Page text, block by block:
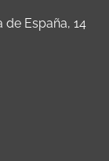
de España, 14